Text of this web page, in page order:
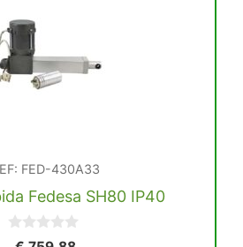
conector
FED-430A33
Fedesa SH80 IP40